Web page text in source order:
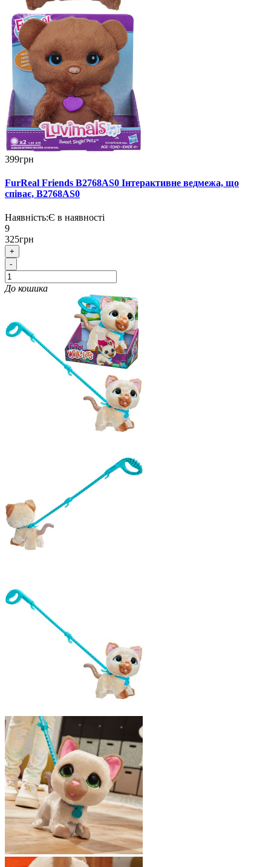
399грн
FurReal Friends B2768AS0 Інтерактивне ведмежа, що
співає, B2768AS0
Наявність:Є в наявності
9
325грн
+
-
До кошика